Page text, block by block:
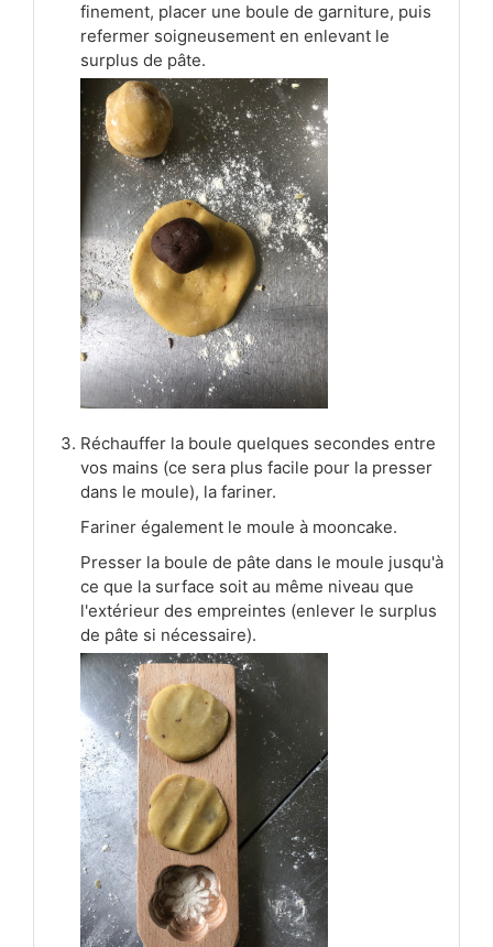
finement, placer une boule de garniture, puis
refermer soigneusement en enlevant le
surplus de pâte.
Réchauffer la boule quelques secondes entre
vos mains (ce sera plus facile pour la presser
dans le moule), la fariner.
Fariner également le moule à mooncake.
Presser la boule de pâte dans le moule jusqu'à
ce que la surface soit au même niveau que
l'extérieur des empreintes (enlever le surplus
de pâte si nécessaire).